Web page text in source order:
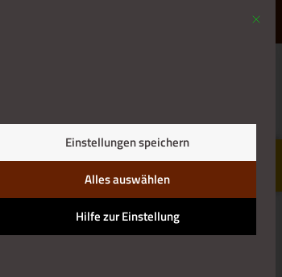
Mit
Einstellungen speichern
Alles auswählen
Hilfe zur Einstellung